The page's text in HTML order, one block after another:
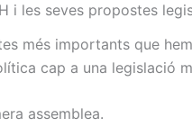
i les seves propostes
més importants que
cap a una legislació
assemblea.